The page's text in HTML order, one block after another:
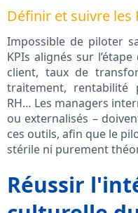
Définir et suivre les
Impossible de piloter
KPIs alignés sur
client, taux de
traitement,
RH… Les managers
ou externalisés –
ces outils, afin que le
stérile ni purement
Réussir